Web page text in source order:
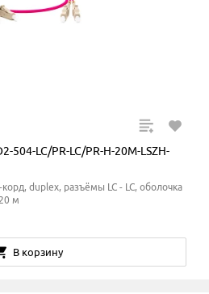
504-LC/PR-LC/PR-H-20M-LSZH-
duplex, разъёмы LC - LC, оболочка
м
В корзину